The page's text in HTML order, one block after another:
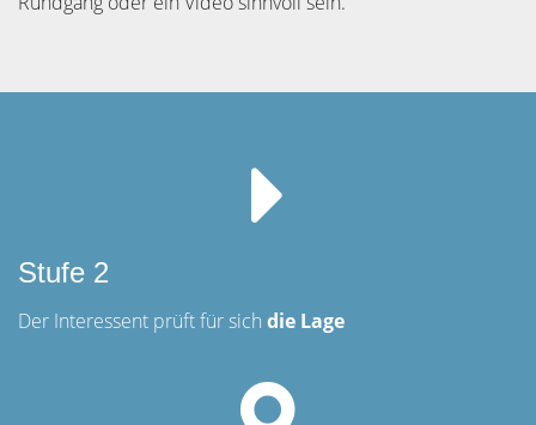
Stufe 2
Der Interessent prüft für sich die Lage